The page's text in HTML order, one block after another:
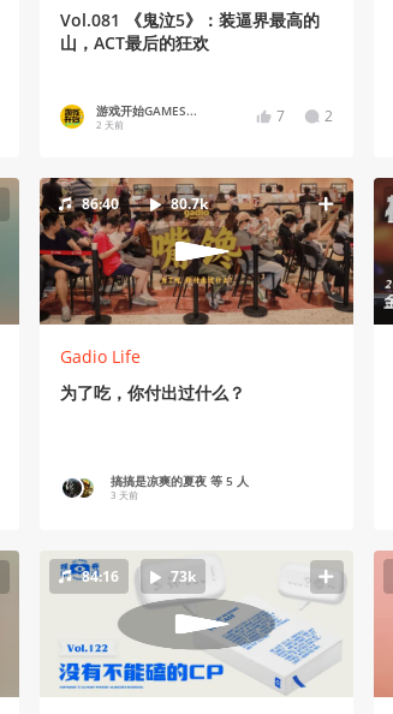
Vol.081 《鬼泣5》：装逼界最高的
山，ACT最后的狂欢
游戏开始GAMES...
2 天前 7 2
86:40 80.7k
Gadio Life
为了吃，你付出过什么？
搞搞是凉爽的夏夜 等 5 人
3 天前
84:16 73k